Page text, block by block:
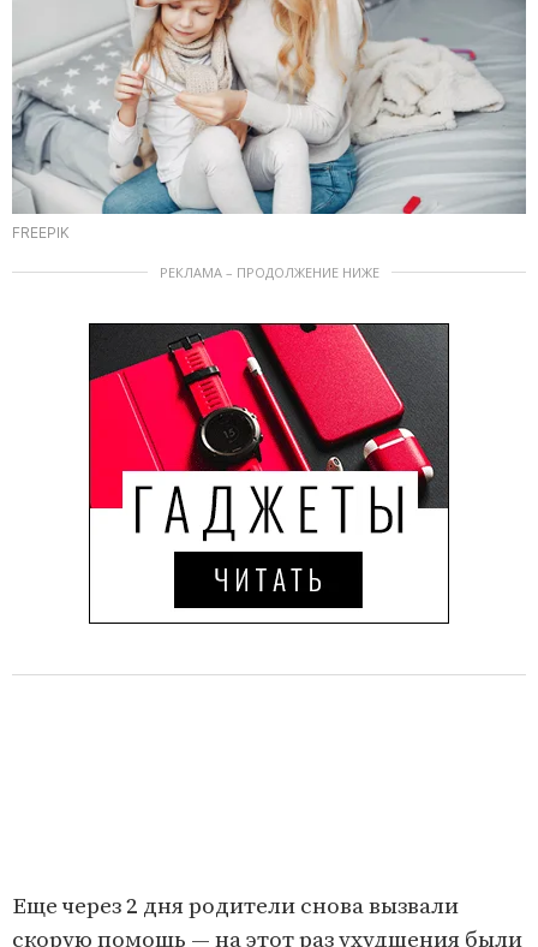
FREEPIK
РЕКЛАМА – ПРОДОЛЖЕНИЕ НИЖЕ
Еще через 2 дня родители снова вызвали
скорую помощь — на этот раз ухудшения были